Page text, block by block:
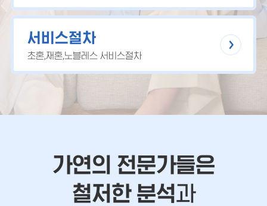
서비스절차
초혼,재혼,노블레스 서비스절차
가연의 전문가들은
철저한 분석과